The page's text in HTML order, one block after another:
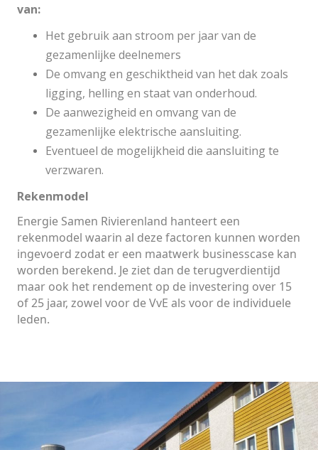
van:
Het gebruik aan stroom per jaar van de
gezamenlijke deelnemers
De omvang en geschiktheid van het dak zoals
ligging, helling en staat van onderhoud.
De aanwezigheid en omvang van de
gezamenlijke elektrische aansluiting.
Eventueel de mogelijkheid die aansluiting te
verzwaren.
Rekenmodel
Energie Samen Rivierenland hanteert een
rekenmodel waarin al deze factoren kunnen worden
ingevoerd zodat er een maatwerk businesscase kan
worden berekend. Je ziet dan de terugverdientijd
maar ook het rendement op de investering over 15
of 25 jaar, zowel voor de VvE als voor de individuele
leden.